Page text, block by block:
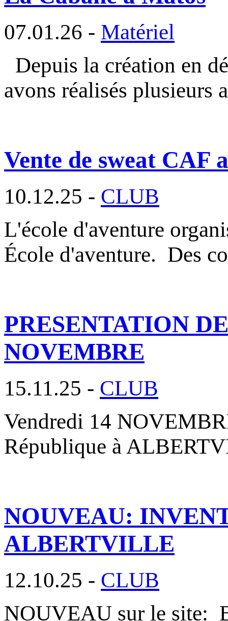
07.01.26 - Matériel
Depuis la création en
avons réalisés plusieurs
Vente de sweat CAF
10.12.25 - CLUB
L'école d'aventure
École d'aventure. Des
PRESENTATION
NOVEMBRE
15.11.25 - CLUB
Vendredi 14
République à
NOUVEAU:
ALBERTVILLE
12.10.25 - CLUB
NOUVEAU sur le site: